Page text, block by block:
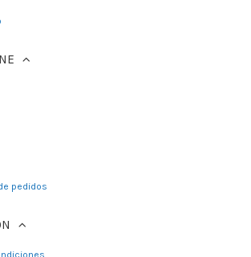
pedidos